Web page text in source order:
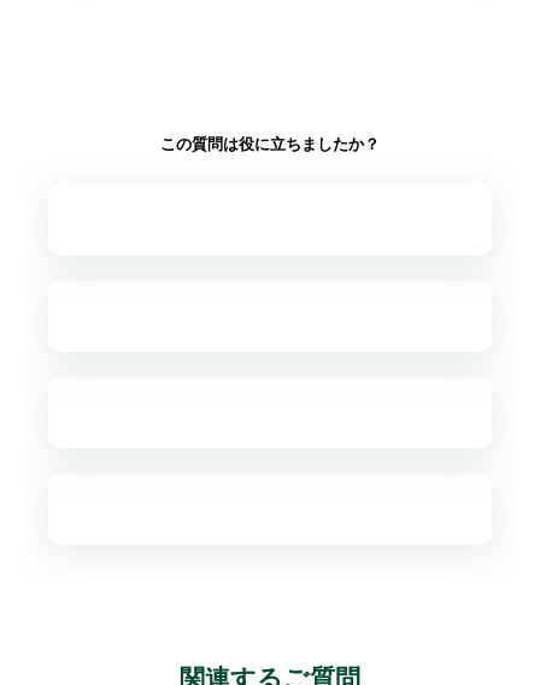
この質問は役に立ちましたか？
関連するご質問